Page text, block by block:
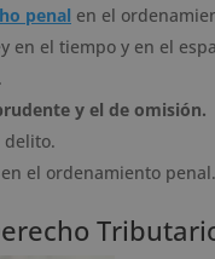
penal en el
en el tiempo y en el
y el de omisión.
en el ordenamiento penal.